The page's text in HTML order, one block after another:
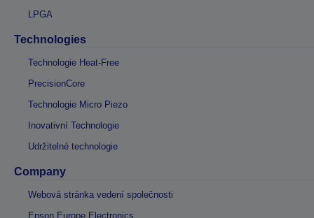
LPGA
Technologies
Technologie Heat-Free
PrecisionCore
Technologie Micro Piezo
Inovativní Technologie
Udržitelné technologie
Company
Webová stránka vedení společnosti
Epson Europe Electronics